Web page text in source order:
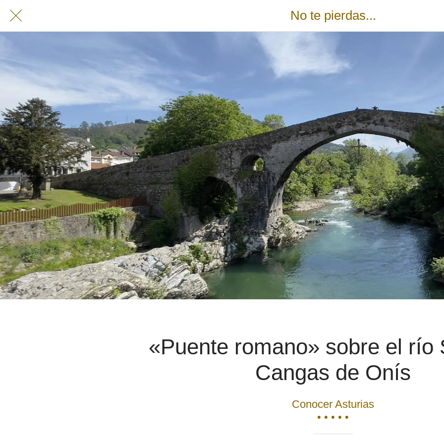
No te pierdas...
«Puente romano» sobre el río
Cangas de Onís
Conocer Asturias
• • • • •